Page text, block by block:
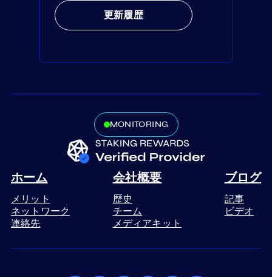
更新履歴
MONITORING
ホーム
メリット
ネットワーク
連絡先
会社概要
歴史
チーム
メディアキット
ブログ
記事
ビデオ